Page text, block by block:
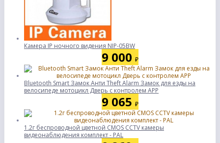
Камера IP ночного видения NIP-05BW
9 000 ₽
Bluetooth Smart Замок Анти Theft Alarm Замок для езды на
велосипеде мотоцикл Дверь с контролем APP
9 065 ₽
1.2г беспроводной цветной CMOS CCTV камеры
видеонаблюдения комплект - PAL